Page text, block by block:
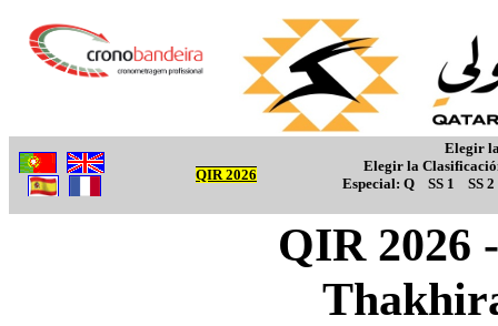
QIR 2026
Elegir
Elegir la
Especial: Q SS 1 SS 2
QIR 2026